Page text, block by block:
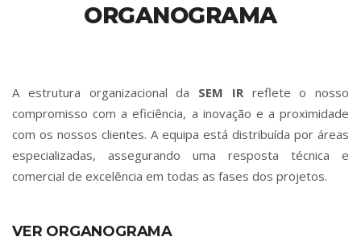
ORGANOGRAMA
A estrutura organizacional da SEM IRreflete o nosso
compromisso com a eficiência, a inovação e a proximidade
com os nossos clientes. A equipa está distribuída por áreas
especializadas, assegurando uma resposta técnica e
comercial de excelência em todas as fases dos projetos.
VER ORGANOGRAMA